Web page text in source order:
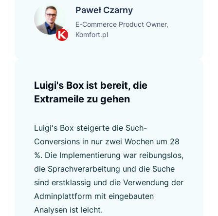
Paweł Czarny
E-Commerce Product Owner,
Komfort.pl
Luigi's Box ist bereit, die
Extrameile zu gehen
Luigi's Box steigerte die Such-
Conversions in nur zwei Wochen um 28
%. Die Implementierung war reibungslos,
die Sprachverarbeitung und die Suche
sind erstklassig und die Verwendung der
Adminplattform mit eingebauten
Analysen ist leicht.